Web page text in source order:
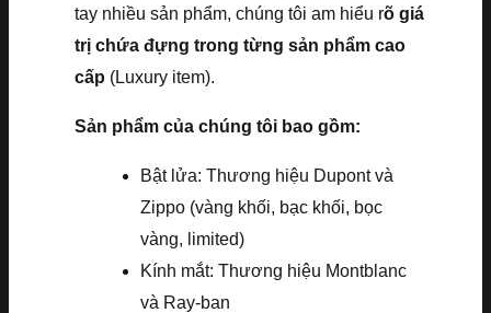
tay nhiều sản phẩm, chúng tôi am hiểu rõ giá
trị chứa đựng trong từng sản phẩm cao
cấp (Luxury item).
Sản phẩm của chúng tôi bao gồm:
Bật lửa: Thương hiệu Dupont và
Zippo (vàng khối, bạc khối, bọc
vàng, limited)
Kính mắt: Thương hiệu Montblanc
và Ray-ban